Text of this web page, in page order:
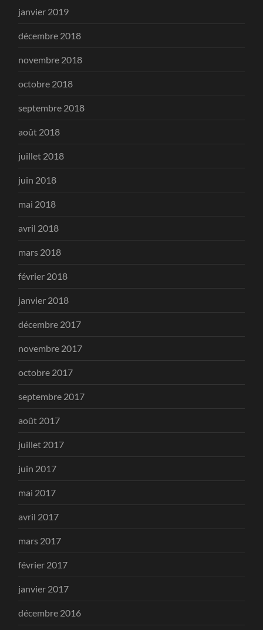
janvier 2019
décembre 2018
novembre 2018
octobre 2018
septembre 2018
août 2018
juillet 2018
juin 2018
mai 2018
avril 2018
mars 2018
février 2018
janvier 2018
décembre 2017
novembre 2017
octobre 2017
septembre 2017
août 2017
juillet 2017
juin 2017
mai 2017
avril 2017
mars 2017
février 2017
janvier 2017
décembre 2016